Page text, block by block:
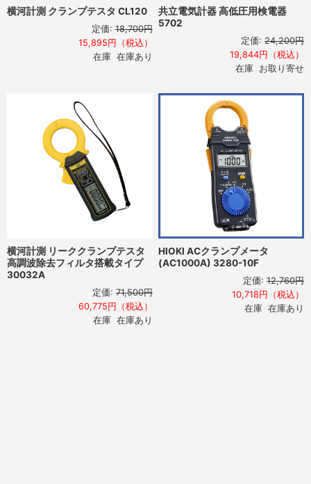
横河計測 クランプテスタ CL120
定価: 18,700円
15,895円（税込）
在庫 在庫あり
共立電気計器 高低圧用検電器
5702
定価: 24,200円
19,844円（税込）
在庫 お取り寄せ
横河計測 リーククランプテスタ
高調波除去フィルタ搭載タイプ
30032A
定価: 71,500円
60,775円（税込）
在庫 在庫あり
HIOKI ACクランプメータ
(AC1000A) 3280-10F
定価: 12,760円
10,718円（税込）
在庫 在庫あり